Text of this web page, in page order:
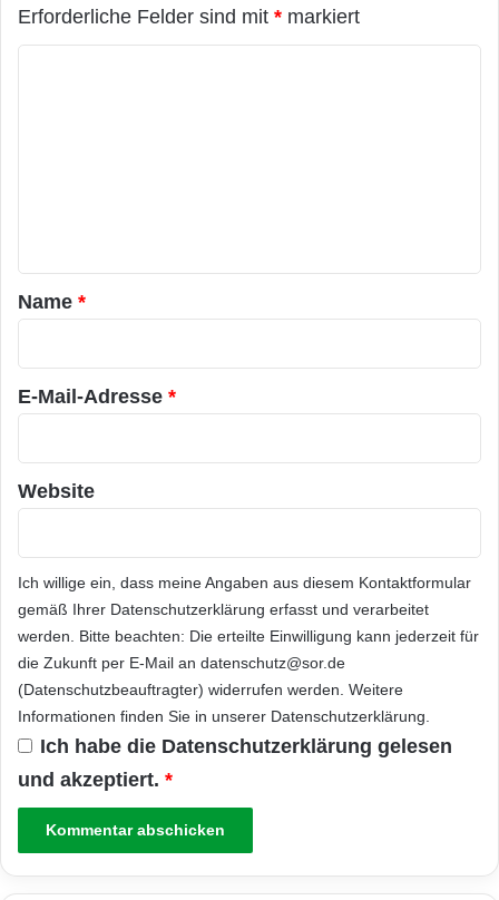
Erforderliche Felder sind mit * markiert
a
r
*
Name *
E-Mail-Adresse *
Website
Ich willige ein, dass meine Angaben aus diesem Kontaktformular
gemäß Ihrer Datenschutzerklärung erfasst und verarbeitet
werden. Bitte beachten: Die erteilte Einwilligung kann jederzeit für
die Zukunft per E-Mail an datenschutz@sor.de
(Datenschutzbeauftragter) widerrufen werden. Weitere
Informationen finden Sie in unserer Datenschutzerklärung.
Ich habe die Datenschutzerklärung gelesen
und akzeptiert. *